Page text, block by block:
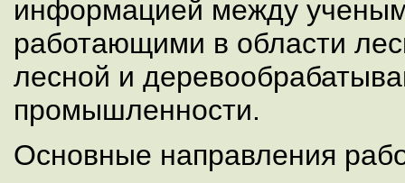
информацией между
работающими в области
лесной и
промышленности.
Основные направления